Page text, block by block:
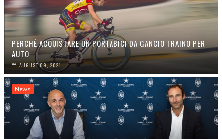
PERCHÉ ACQUISTARE UN PORTABICI DA GANCIO TRAINO PER
AUTO
AUGUST 09, 2021
News